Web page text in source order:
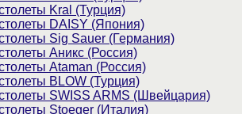
Kral (Турция)
DAISY (Япония)
Sig Sauer (Германия)
Аникс (Россия)
Ataman (Россия)
BLOW (Турция)
SWISS ARMS (Швейцария)
Stoeger (Италия)